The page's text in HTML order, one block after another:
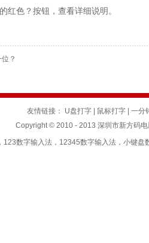
红色？按钮，查看详细说明。
？
友情链接： U盘打字 鼠标打字
一分
Copyright © 2010 - 2013 深圳市新方码
123数字输入法，12345数字输入法，小键